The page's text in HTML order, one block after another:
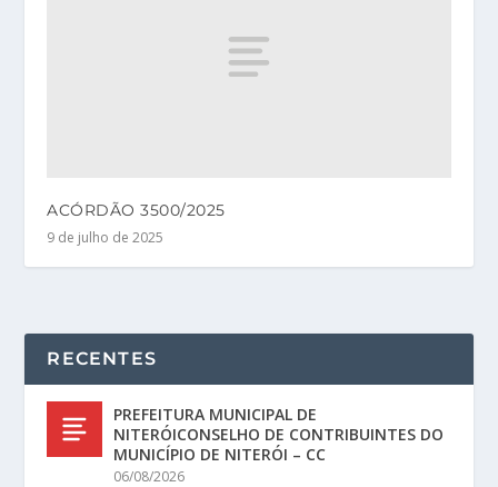
ACÓRDÃO 3500/2025
9 de julho de 2025
RECENTES
PREFEITURA MUNICIPAL DE
NITERÓICONSELHO DE CONTRIBUINTES DO
MUNICÍPIO DE NITERÓI – CC
06/08/2026